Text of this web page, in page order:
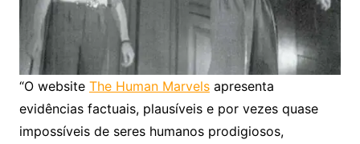
“O website The Human Marvelsapresenta
evidências factuais, plausíveis e por vezes quase
impossíveis de seres humanos prodigiosos,